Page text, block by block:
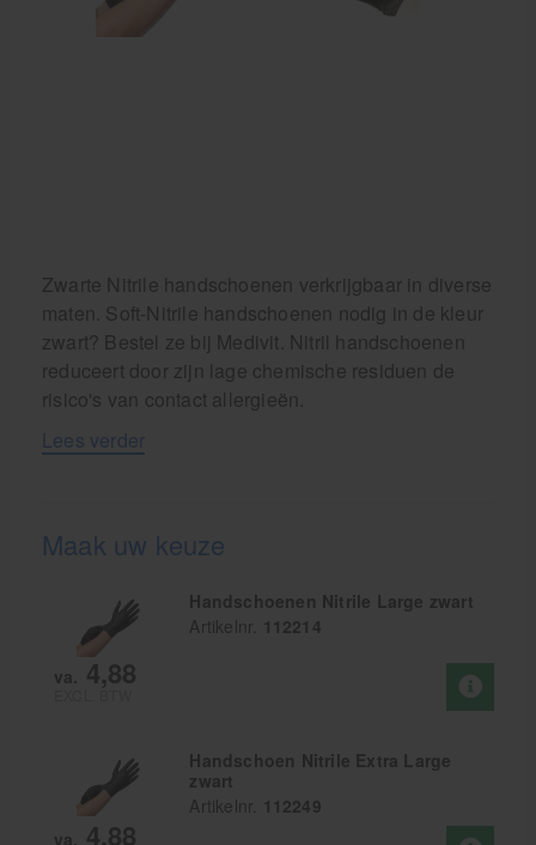
Zwarte Nitrile handschoenen verkrijgbaar in diverse
maten. Soft-Nitrile handschoenen nodig in de kleur
zwart? Bestel ze bij Medivit. Nitril handschoenen
reduceert door zijn lage chemische residuen de
risico's van contact allergieën.
Lees verder
Maak uw keuze
Handschoenen Nitrile Large zwart
Artikelnr. 112214
va. 4,88
Handschoen Nitrile Extra Large
zwart
Artikelnr. 112249
va. 4,88